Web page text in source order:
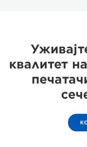
квалитет